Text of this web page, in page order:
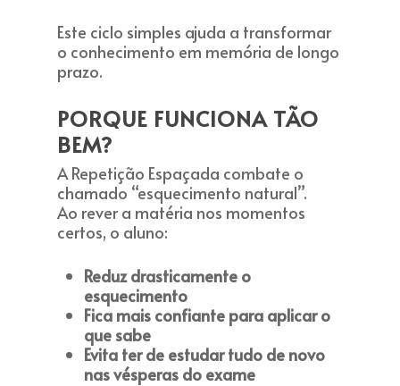
Este ciclo simples ajuda a transformar
o conhecimento em memória de longo
prazo.
PORQUE FUNCIONA TÃO
BEM?
A Repetição Espaçada combate o
chamado “esquecimento natural”.
Ao rever a matéria nos momentos
certos, o aluno:
Reduz drasticamente o
esquecimento
Fica mais confiante para aplicar o
que sabe
Evita ter de estudar tudo de novo
nas vésperas do exame